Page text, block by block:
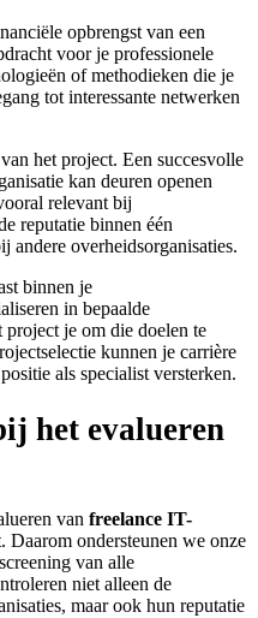
opbrengst van een
voor je professionele
of methodieken die je
tot interessante netwerken
het project. Een succesvolle
kan deuren openen
relevant bij
reputatie binnen één
andere overheidsorganisaties.
binnen je
in bepaalde
je om die doelen te
kunnen je carrière
als specialist versterken.
het evalueren
van freelance IT-
Daarom ondersteunen we onze
van alle
niet alleen de
maar ook hun reputatie